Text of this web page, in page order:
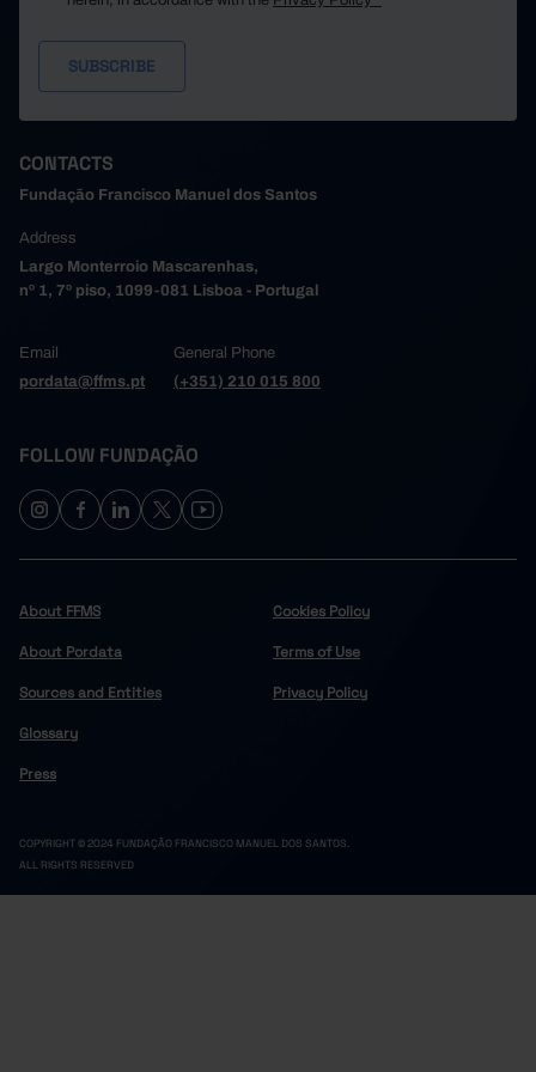
CONTACTS
Fundação Francisco Manuel dos Santos
Address
Largo Monterroio Mascarenhas,
nº 1, 7º piso, 1099-081 Lisboa - Portugal
Email
pordata@ffms.pt
General Phone
(+351) 210 015 800
FOLLOW FUNDAÇÃO
About FFMS
About Pordata
Sources and Entities
Glossary
Press
Cookies Policy
Terms of Use
Privacy Policy
COPYRIGHT © 2024 FUNDAÇÃO FRANCISCO MANUEL DOS SANTOS.
ALL RIGHTS RESERVED